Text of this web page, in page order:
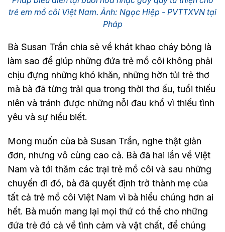
trẻ em mồ côi Việt Nam. Ảnh: Ngọc Hiệp - PVTTXVN tại
Pháp
Bà Susan Trần chia sẻ về khát khao cháy bỏng là
làm sao để giúp những đứa trẻ mồ côi không phải
chịu đựng những khó khăn, những hờn tủi trẻ thơ
mà bà đã từng trải qua trong thời thơ ấu, tuổi thiếu
niên và tránh được những nỗi đau khổ vì thiếu tình
yêu và sự hiểu biết.
Mong muốn của bà Susan Trần, nghe thật giản
đơn, nhưng vô cùng cao cả. Bà đã hai lần về Việt
Nam và tới thăm các trại trẻ mồ côi và sau những
chuyến đi đó, bà đã quyết định trở thành mẹ của
tất cả trẻ mồ côi Việt Nam vì bà hiểu chúng hơn ai
hết. Bà muốn mang lại mọi thứ có thể cho những
đứa trẻ đó cả về tình cảm và vật chất, để chúng